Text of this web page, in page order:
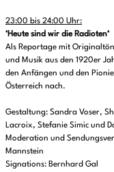
23:00 bis 24:00 Uhr:
‘Heute sind wir die Radioten‘
Als Reportage mit
und Musik aus den 1920er
den Anfängen und den
Österreich nach.
Gestaltung: Sandra Voser,
Lacroix, Stefanie Simic und
Moderation und
Mannstein
Signations: Bernhard Gal